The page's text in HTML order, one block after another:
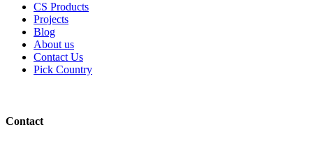
CS Products
Projects
Blog
About us
Contact Us
Pick Country
Contact